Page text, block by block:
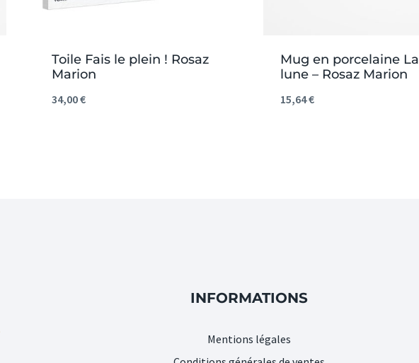
Toile Fais le plein ! Rosaz
Marion
34,00€
Mug en porcelaine La
lune – Rosaz Marion
15,64€
INFORMATIONS
Mentions légales